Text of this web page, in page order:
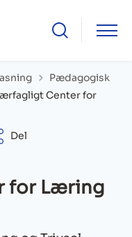
Tilbage til
Pædagogisk
Center for
Del
for Læring